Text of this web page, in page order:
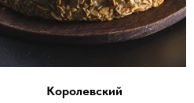
Королевский